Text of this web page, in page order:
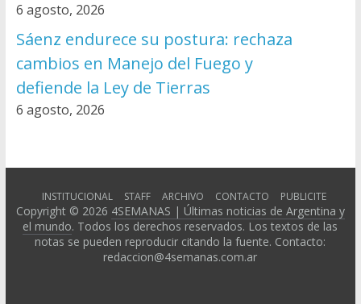
6 agosto, 2026
Sáenz endurece su postura: rechaza
cambios en Manejo del Fuego y
defiende la Ley de Tierras
6 agosto, 2026
INSTITUCIONAL STAFF ARCHIVO CONTACTO PUBLICITE
Copyright © 2026 4SEMANAS | Últimas noticias de Argentina y
el mundo. Todos los derechos reservados. Los textos de las
notas se pueden reproducir citando la fuente. Contacto:
redaccion@4semanas.com.ar